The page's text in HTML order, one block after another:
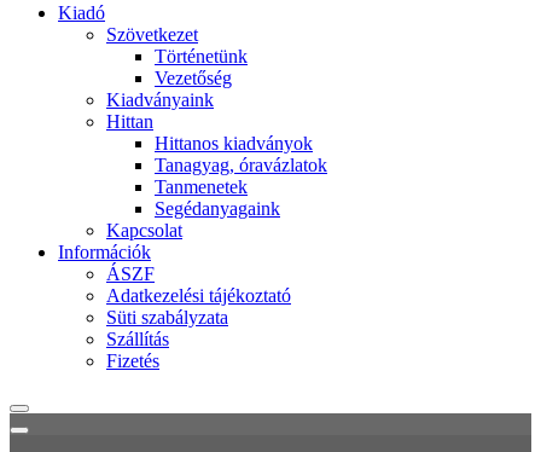
Kiadó
Szövetkezet
Történetünk
Vezetőség
Kiadványaink
Hittan
Hittanos kiadványok
Tanagyag, óravázlatok
Tanmenetek
Segédanyagaink
Kapcsolat
Információk
ÁSZF
Adatkezelési tájékoztató
Süti szabályzata
Szállítás
Fizetés